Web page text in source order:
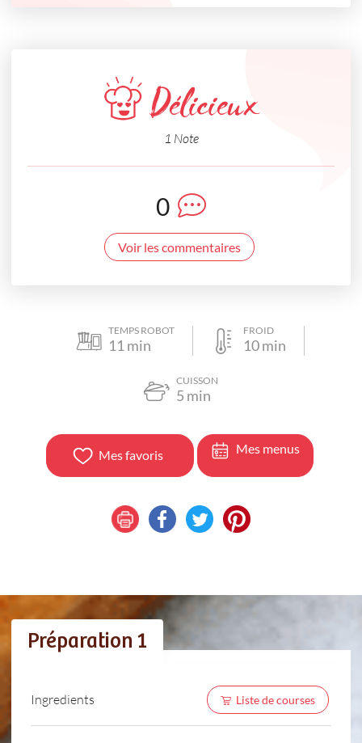
Délicieux
1 Note
0
Voir les commentaires
TEMPS ROBOT
11 min
FROID
10min
CUISSON
5 min
Mes favoris Mes menus
Préparation 1
Ingredients Liste de courses